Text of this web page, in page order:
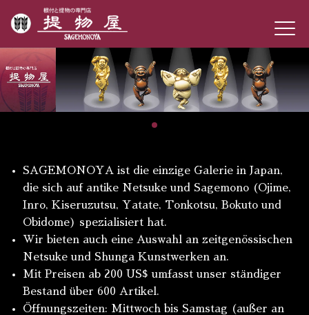
SAGEMONOYA ist die einzige Galerie in Japan,
die sich auf antike Netsuke und Sagemono (Ojime,
Inro, Kiseruzutsu, Yatate, Tonkotsu, Bokuto und
Obidome) spezialisiert hat.
Wir bieten auch eine Auswahl an zeitgenössischen
Netsuke und Shunga Kunstwerken an.
Mit Preisen ab 200 US$ umfasst unser ständiger
Bestand über 600 Artikel.
Öffnungszeiten: Mittwoch bis Samstag (außer an